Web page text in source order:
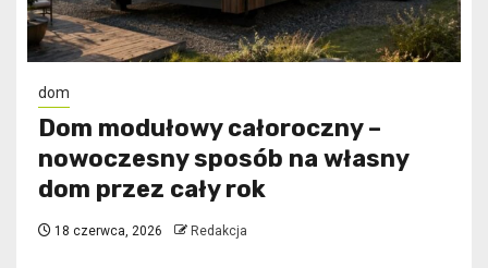
dom
Dom modułowy całoroczny –
nowoczesny sposób na własny
dom przez cały rok
18 czerwca, 2026 Redakcja